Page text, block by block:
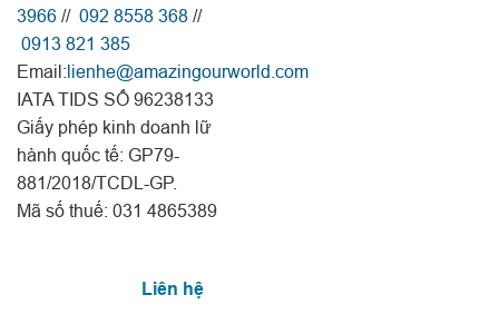
3966 // 092 8558 368 //
0913 821 385
Email: lienhe@amazingourworld.com
IATA TIDS SỐ 96238133
Giấy phép kinh doanh lữ
hành quốc tế: GP79-
881/2018/TCDL-GP.
Mã số thuế: 031 4865389
Liên hệ